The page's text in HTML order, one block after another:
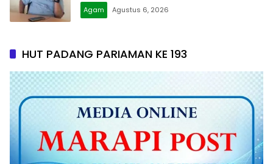
Agam Agustus 6, 2026
HUT PADANG PARIAMAN KE 193